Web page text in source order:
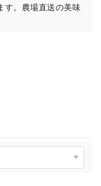
す。農場直送の美味